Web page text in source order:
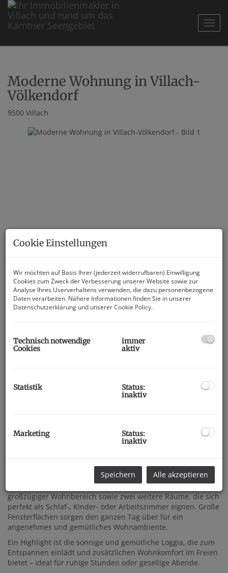
Moderne Wohnung in Villach-
Völkendorf
9500 Villach
Diese stilvolle und modernisierte 3-Zimmer-Wohnung in
ansprechende Raumaufteilung, helle Wohnräume und ein
rundum stimmiges Wohnkonzept.
optimal genutzter Wohnfläche erwartet Sie ein
großzügiger Wohnbereich sowie zwei weitere Räume, die sich
perfekt als Schlaf-, Kinder- oder Arbeitszimmer eignen. Große
Fensterflächen sorgen den ganzen Tag über für ein
angenehmes und gemütliches Wohnambiente.
Ein Highlight ist die sonnige und gemütliche Loggia, die zum
Entspannen einlädt und zusätzlichen Wohnkomfort im Freien
bietet – ideal für ruhige Stunden oder gesellige Abende.
Cookie Einstellungen
Wir möchten auf Basis Ihrer (jederzeit widerrufbaren) Einwilligung
Cookies zum Zweck der Verbesserung unserer Website sowie zur
Analyse Ihres Userverhaltens verwenden, die dazu personenbezogene
Daten verarbeiten. Nähere Informationen finden Sie in unserer
Datenschutzerklärung und unsererCookie Policy.
Technisch notwendige
Cookies
immer
aktiv
Statistik
Status:
inaktiv
Marketing
Status:
inaktiv
Speichern Alle akzeptieren